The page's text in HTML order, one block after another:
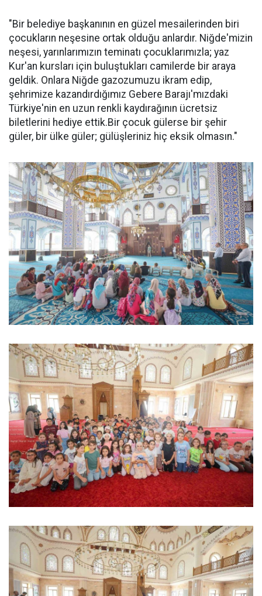
"Bir belediye başkanının en güzel mesailerinden biri
çocukların neşesine ortak olduğu anlardır. Niğde'mizin
neşesi, yarınlarımızın teminatı çocuklarımızla; yaz
Kur'an kursları için buluştukları camilerde bir araya
geldik. Onlara Niğde gazozumuzu ikram edip,
şehrimize kazandırdığımız Gebere Barajı'mızdaki
Türkiye'nin en uzun renkli kaydırağının ücretsiz
biletlerini hediye ettik.Bir çocuk gülerse bir şehir
güler, bir ülke güler; gülüşleriniz hiç eksik olmasın."